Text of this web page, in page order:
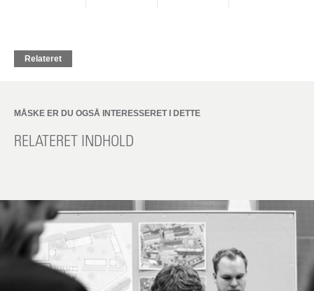
Relateret
MÅSKE ER DU OGSÅ INTERESSERET I DETTE
RELATERET INDHOLD